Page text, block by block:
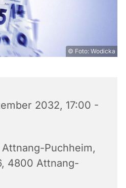
© Foto: Wodicka
2032, 17:00 -
Puchheim,
4800 Attnang-